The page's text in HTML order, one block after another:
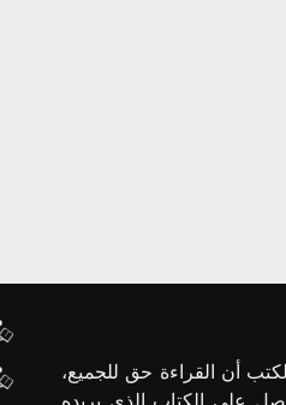
أن القراءة حق للجميع،
على الكتاب الذي يريده